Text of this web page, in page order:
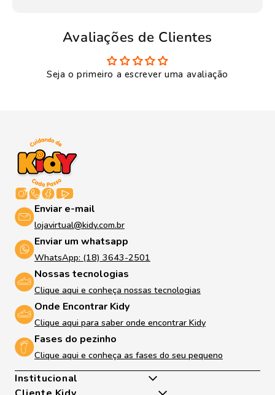
Avaliações de Clientes
Seja o primeiro a escrever uma avaliação
Enviar e-mail
lojavirtual@kidy.com.br
Enviar um whatsapp
WhatsApp: (18) 3643-2501
Nossas tecnologias
Clique aqui e conheça nossas tecnologias
Onde Encontrar Kidy
Clique aqui para saber onde encontrar Kidy
Fases do pezinho
Clique aqui e conheça as fases do seu pequeno
Institucional